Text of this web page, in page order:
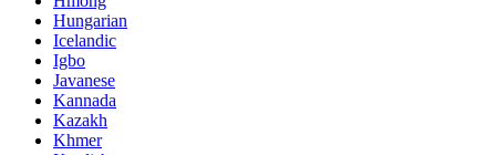
Hungarian
Icelandic
Igbo
Javanese
Kannada
Kazakh
Khmer